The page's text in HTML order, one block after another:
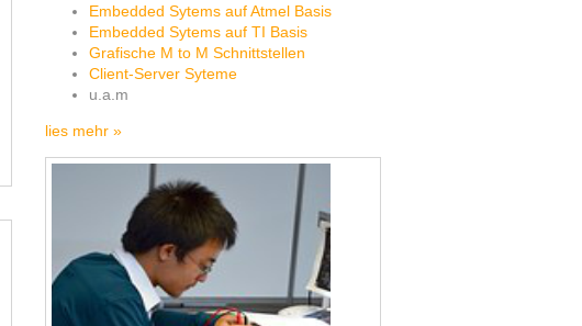
Embedded Sytems auf Atmel Basis
Embedded Sytems auf TI Basis
Grafische M to M Schnittstellen
Client-Server Syteme
u.a.m
lies mehr »